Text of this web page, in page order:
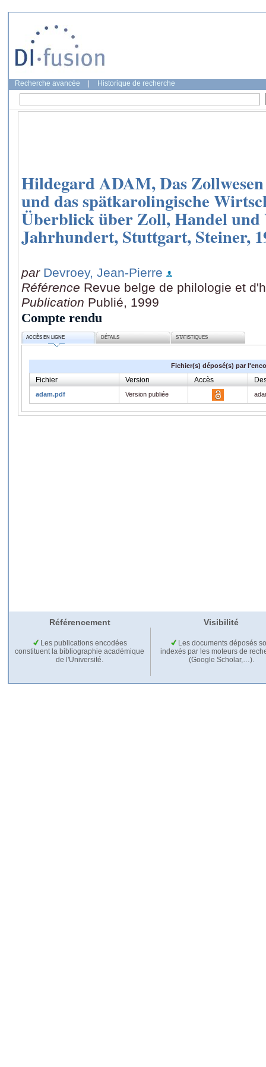
Recherche avancée Historique de recherche
Hildegard ADAM, Das
und das spätkarolingische
Überblick über Zoll, Handel
Jahrhundert, Stuttgart, Steiner,
par Devroey, Jean-Pierre
Référence Revue belge de philologie et
Publication Publié, 1999
Compte rendu
ACCÈS EN LIGNE DÉTAILS STATISTIQUES
Fichier(s) déposé(s) par
Fichier Version Accès
adam.pdf Version publiée
Référencement Visibilité
Les publications encodées
constituent la bibliographie académique
de l'Université.
Les documents déposés
indexés par les moteurs de
(Google Scholar,…).